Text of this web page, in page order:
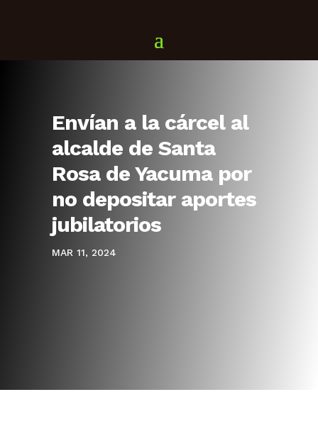
Envían a la cárcel al
alcalde de Santa
Rosa de Yacuma por
no depositar aportes
jubilatorios
MAR 11, 2024